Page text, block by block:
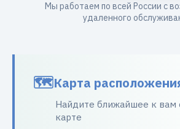
Мы работаем по всей России с
удаленного
Карта
Найдите ближайшее к вам
карте